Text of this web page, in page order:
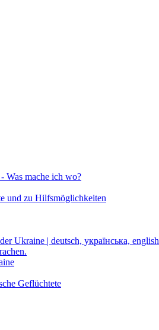
Was mache ich wo?
und zu Hilfsmöglichkeiten
Ukraine | deutsch, українська, english
Geflüchtete